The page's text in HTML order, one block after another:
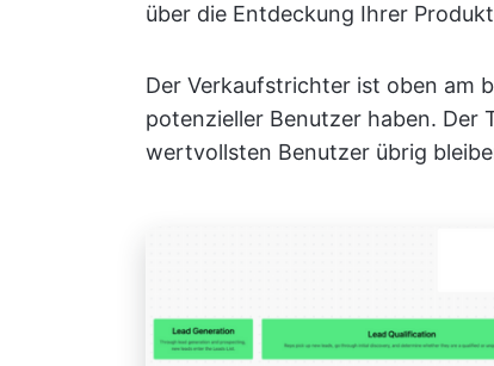
über die Entdeckung Ihrer
Der Verkaufstrichter ist oben am
potenzieller Benutzer haben. Der
wertvollsten Benutzer übrig